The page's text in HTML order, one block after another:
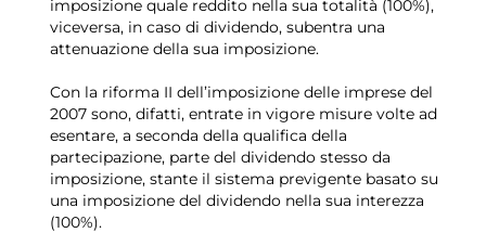
imposizione quale reddito nella sua totalità (100%),
viceversa, in caso di dividendo, subentra una
attenuazione della sua imposizione.
Con la riforma II dell’imposizione delle imprese del
2007 sono, difatti, entrate in vigore misure volte ad
esentare, a seconda della qualifica della
partecipazione, parte del dividendo stesso da
imposizione, stante il sistema previgente basato su
una imposizione del dividendo nella sua interezza
(100%).